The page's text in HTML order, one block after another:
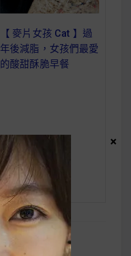
【 麥片女孩 Cat 】過
年後減脂，女孩們最愛
的酸甜酥脆早餐
×